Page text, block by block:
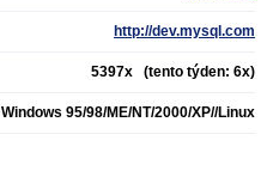
http://dev.mysql.com
5397x (tento týden: 6x)
Windows 95/98/ME/NT/2000/XP//Linux